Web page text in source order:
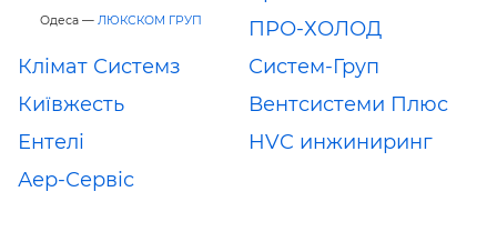
Одеса — ЛЮКСКОМ ГРУП
ПРО-ХОЛОД
Клімат Системз
Систем-Груп
Київжесть
Вентсистеми Плюс
Ентелі
HVC инжиниринг
Аер-Сервіс